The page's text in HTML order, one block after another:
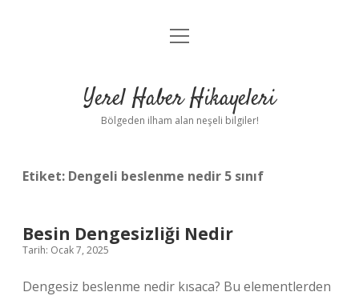
Anasayfa
Yasal Uyarı
menüyü
Yerel Haber Hikayeleri
Bölgeden ilham alan neşeli bilgiler!
Etiket: Dengeli beslenme nedir 5 sınıf
Besin Dengesizliği Nedir
Tarih: Ocak 7, 2025
Dengesiz beslenme nedir kısaca? Bu elementlerden